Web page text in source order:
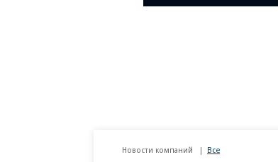
Новости компаний Все